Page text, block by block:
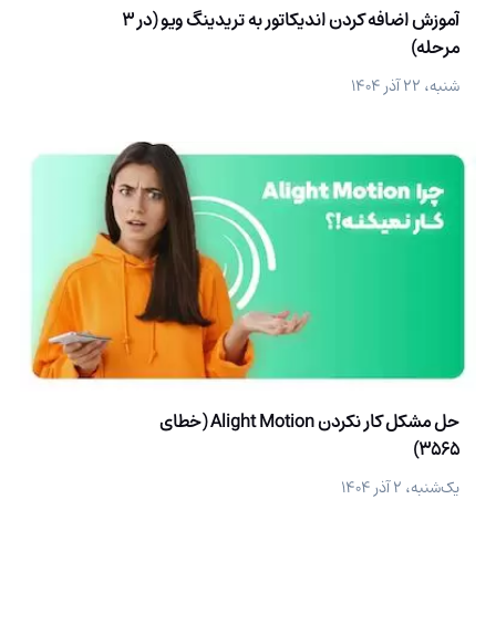
آموزش اضافه کردن اندیکاتور به تریدینگ ویو (در 3
مرحله)
شنبه، ۲۲ آذر ۱۴۰۴
حل مشکل کار نکردن Alight Motion (خطای
3565)
یک‌شنبه، ۲ آذر ۱۴۰۴